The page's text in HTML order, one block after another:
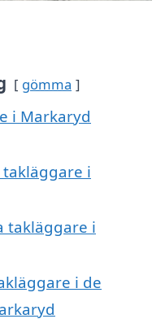
gömma
i Markaryd
i
takläggare i
i de